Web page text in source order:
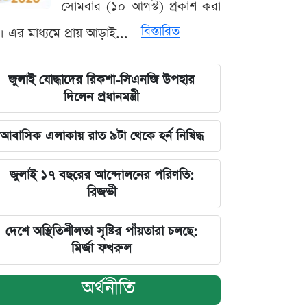
সোমবার (১০ আগস্ট) প্রকাশ করা
এর মাধ্যমে প্রায় আড়াই...
বিস্তারিত
জুলাই যোদ্ধাদের রিকশা-সিএনজি উপহার
দিলেন প্রধানমন্ত্রী
আবাসিক এলাকায় রাত ৯টা থেকে হর্ন নিষিদ্ধ
জুলাই ১৭ বছরের আন্দোলনের পরিণতি:
রিজভী
দেশে অস্থিতিশীলতা সৃষ্টির পাঁয়তারা চলছে:
মির্জা ফখরুল
অর্থনীতি